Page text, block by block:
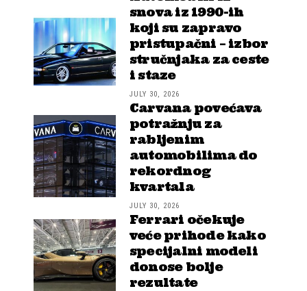
snova iz 1990-ih
koji su zapravo
pristupačni – izbor
stručnjaka za ceste
i staze
JULY 30, 2026
Carvana povećava
potražnju za
rabljenim
automobilima do
rekordnog
kvartala
JULY 30, 2026
Ferrari očekuje
veće prihode kako
specijalni modeli
donose bolje
rezultate